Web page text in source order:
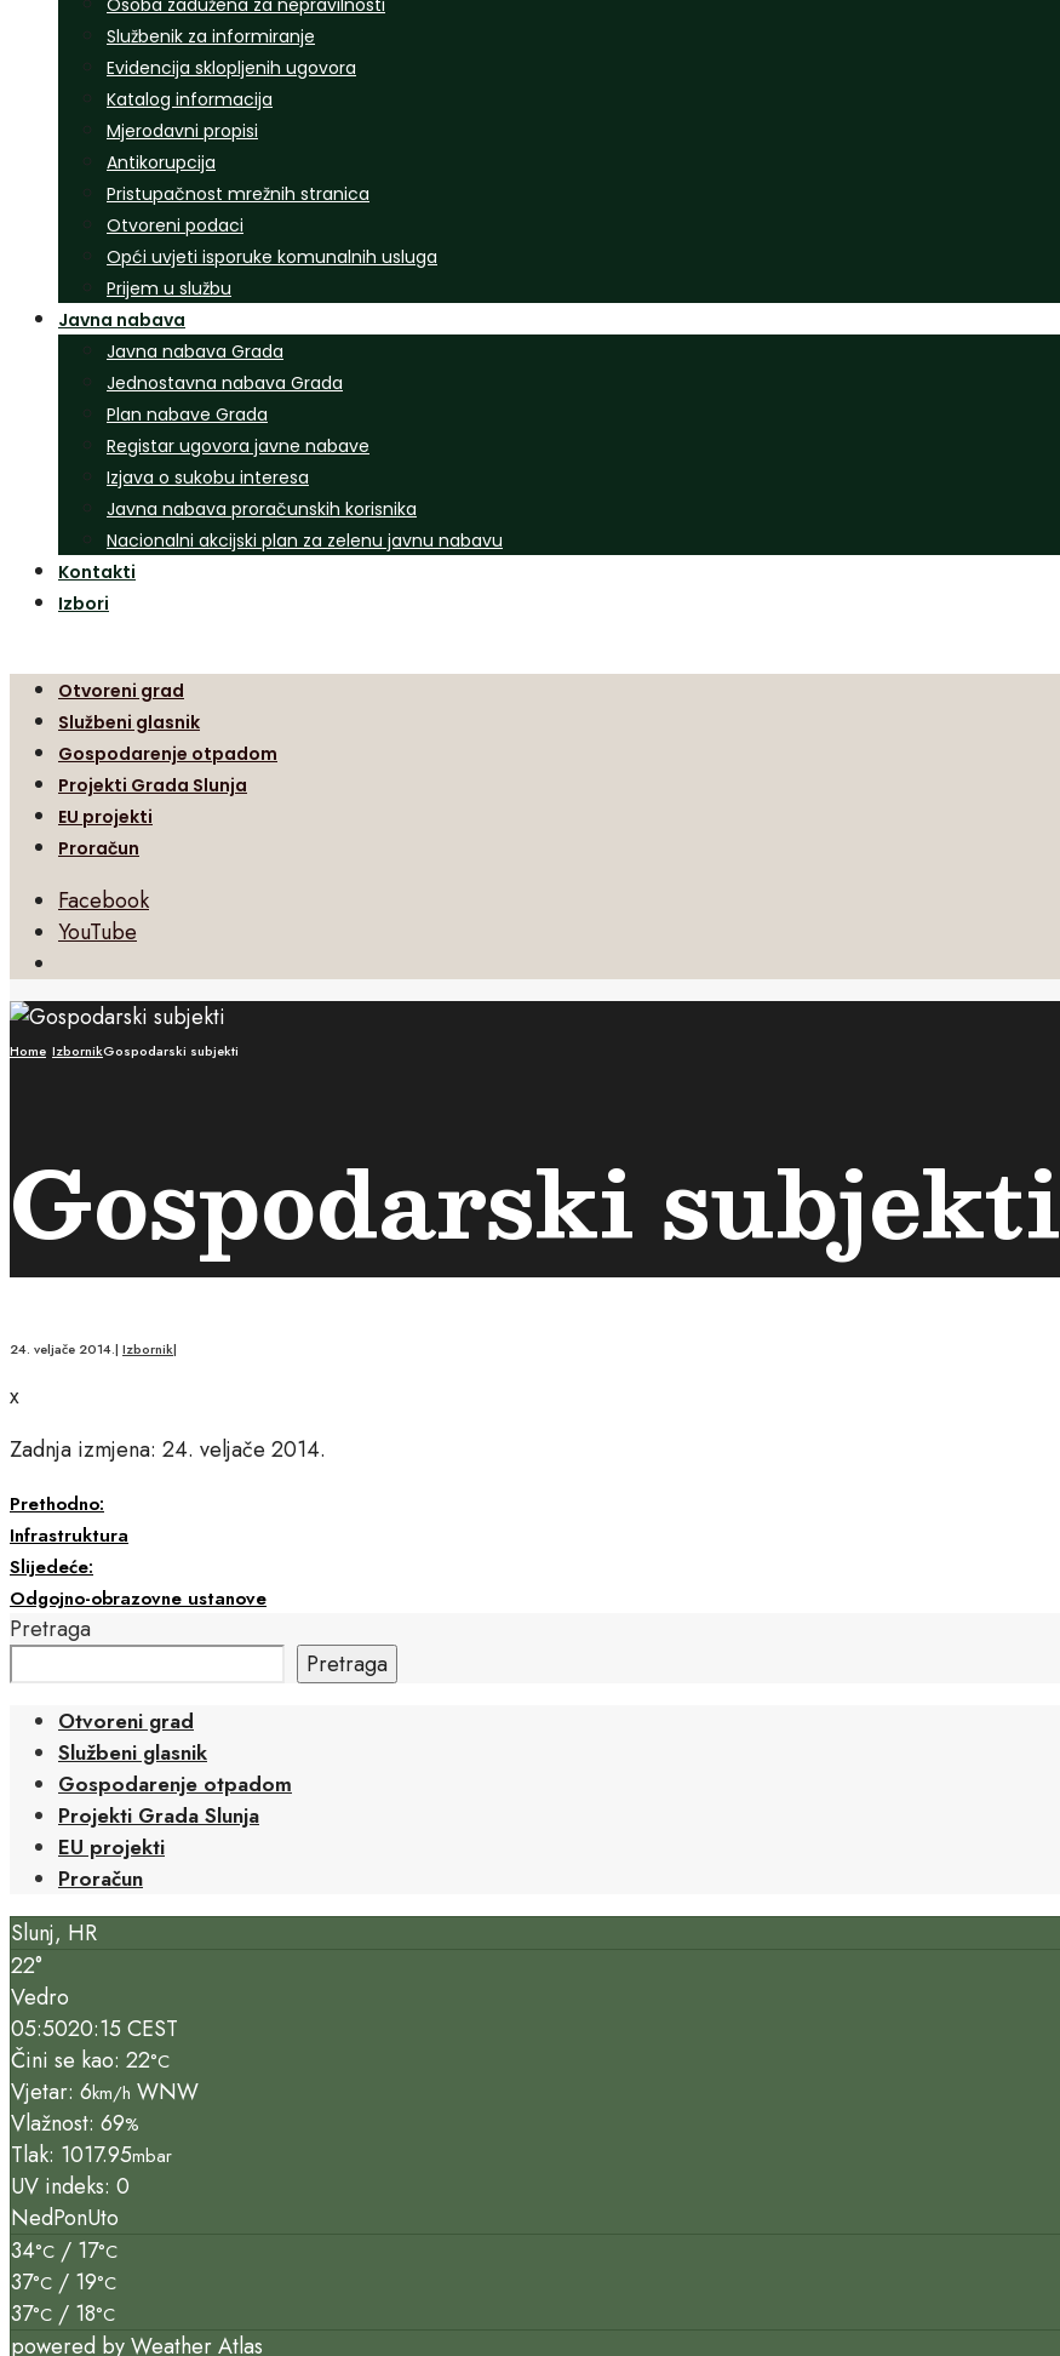
Osoba zadužena za nepravilnosti
Službenik za informiranje
Evidencija sklopljenih ugovora
Katalog informacija
Mjerodavni propisi
Antikorupcija
Pristupačnost mrežnih stranica
Otvoreni podaci
Opći uvjeti isporuke komunalnih usluga
Prijem u službu
Javna nabava
Javna nabava Grada
Jednostavna nabava Grada
Plan nabave Grada
Registar ugovora javne nabave
Izjava o sukobu interesa
Javna nabava proračunskih korisnika
Nacionalni akcijski plan za zelenu javnu nabavu
Kontakti
Izbori
Otvoreni grad
Službeni glasnik
Gospodarenje otpadom
Projekti Grada Slunja
EU projekti
Proračun
Facebook
YouTube
Search
Window
Home IzbornikGospodarski subjekti
Gospodarski subjekti
24. veljače 2014.| Izbornik|
x
Zadnja izmjena: 24. veljače 2014.
Prethodno:
Infrastruktura
Slijedeće:
Odgojno-obrazovne ustanove
Pretraga
Pretraga
Otvoreni grad
Službeni glasnik
Gospodarenje otpadom
Projekti Grada Slunja
EU projekti
Proračun
Slunj, HR
22°
Vedro
05:5020:15 CEST
Čini se kao: 22°C
Vjetar: 6km/h WNW
Vlažnost: 69%
Tlak: 1017.95mbar
UV indeks: 0
NedPonUto
34°C / 17°C
37°C / 19°C
37°C / 18°C
powered byWeather Atlas